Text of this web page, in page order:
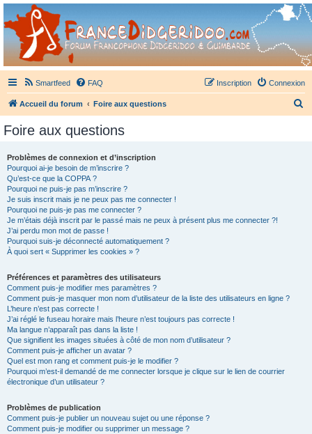
France Didgeridoo
Didgeridoo et Guimbarde sur France Didgeridoo - retrouvez la communauté.
Smartfeed FAQ Connexion
Inscription
Accueil du forum Foire aux questions
Foire aux questions
Problèmes de connexion et d’inscription
Pourquoi ai-je besoin de m’inscrire ?
Qu’est-ce que la COPPA ?
Pourquoi ne puis-je pas m’inscrire ?
Je suis inscrit mais je ne peux pas me connecter !
Pourquoi ne puis-je pas me connecter ?
Je m’étais déjà inscrit par le passé mais ne peux à présent plus me connecter ?!
J’ai perdu mon mot de passe !
Pourquoi suis-je déconnecté automatiquement ?
À quoi sert « Supprimer les cookies » ?
Préférences et paramètres des utilisateurs
Comment puis-je modifier mes paramètres ?
Comment puis-je masquer mon nom d’utilisateur de la liste des utilisateurs en ligne ?
L’heure n’est pas correcte !
J’ai réglé le fuseau horaire mais l’heure n’est toujours pas correcte !
Ma langue n’apparaît pas dans la liste !
Que signifient les images situées à côté de mon nom d’utilisateur ?
Comment puis-je afficher un avatar ?
Quel est mon rang et comment puis-je le modifier ?
Pourquoi m’est-il demandé de me connecter lorsque je clique sur le lien de courrier
électronique d’un utilisateur ?
Problèmes de publication
Comment puis-je publier un nouveau sujet ou une réponse ?
Comment puis-je modifier ou supprimer un message ?